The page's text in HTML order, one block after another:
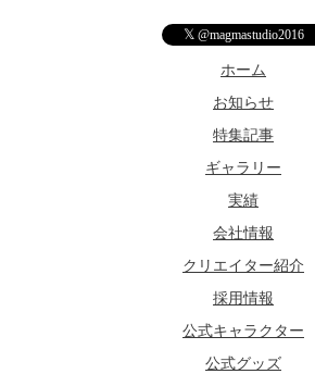
𝕏@magmastudio2016
ホーム
お知らせ
特集記事
ギャラリー
実績
会社情報
クリエイター紹介
採用情報
公式キャラクター
公式グッズ